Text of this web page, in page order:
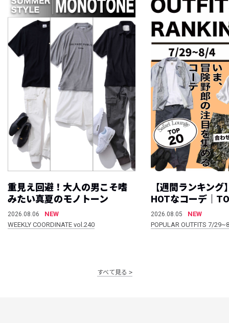
重見え回避！大人の男こそ嗜
みたい真夏のモノトーン
2026.08.06
NEW
WEEKLY COORDINATE vol.240
【週間ランキング
HOTなコーデ｜
2026.08.05
NEW
POPULAR OUTFITS 7/
すべて見る